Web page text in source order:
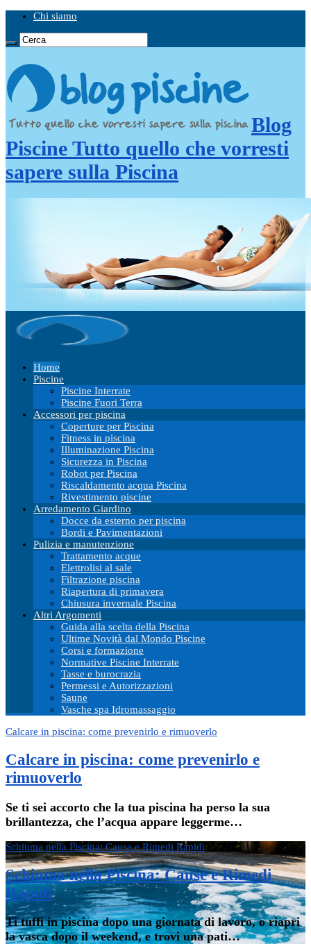
Chi siamo
Blog
Piscine Tutto quello che vorresti
sapere sulla Piscina
Home
Piscine
Piscine Interrate
Piscine Fuori Terra
Accessori per piscina
Coperture per Piscina
Fitness in piscina
Illuminazione Piscina
Sicurezza in Piscina
Robot per Piscina
Riscaldamento acqua Piscina
Rivestimento piscine
Arredamento Giardino
Docce da esterno per piscina
Bordi e Pavimentazioni
Pulizia e manutenzione
Trattamento acque
Elettrolisi al sale
Filtrazione piscina
Riapertura di primavera
Chiusura invernale Piscina
Altri Argomenti
Guida alla scelta della Piscina
Ultime Novità dal Mondo Piscine
Corsi e formazione
Normative Piscine Interrate
Tasse e burocrazia
Permessi e Autorizzazioni
Saune
Vasche spa Idromassaggio
Calcare in piscina: come prevenirlo e rimuoverlo
Calcare in piscina: come prevenirlo e
rimuoverlo
Se ti sei accorto che la tua piscina ha perso la sua
brillantezza, che l’acqua appare leggerme…
Schiuma nella Piscina: Cause e Rimedi Rapidi
Schiuma nella Piscina: Cause e Rimedi
Rapidi
Ti tuffi in piscina dopo una giornata di lavoro, o riapri
la vasca dopo il weekend, e trovi una pati…